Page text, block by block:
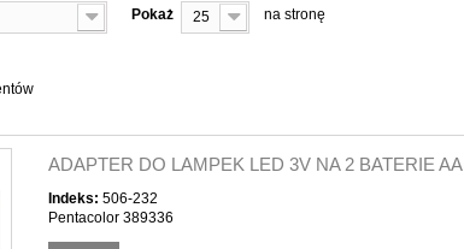
Pokaż 25 na stronę
ADAPTER DO LAMPEK LED 3V NA 2 BATERIE AA
Indeks: 506-232
Pentacolor 389336